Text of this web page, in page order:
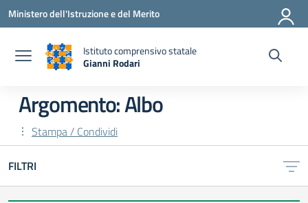
Vai ai contenuti
Vai al menu di navigazione
Vai al footer
Ministero dell'Istruzione e del Merito
Istituto comprensivo statale
Gianni Rodari
Argomento: Albo
Stampa / Condividi
FILTRI